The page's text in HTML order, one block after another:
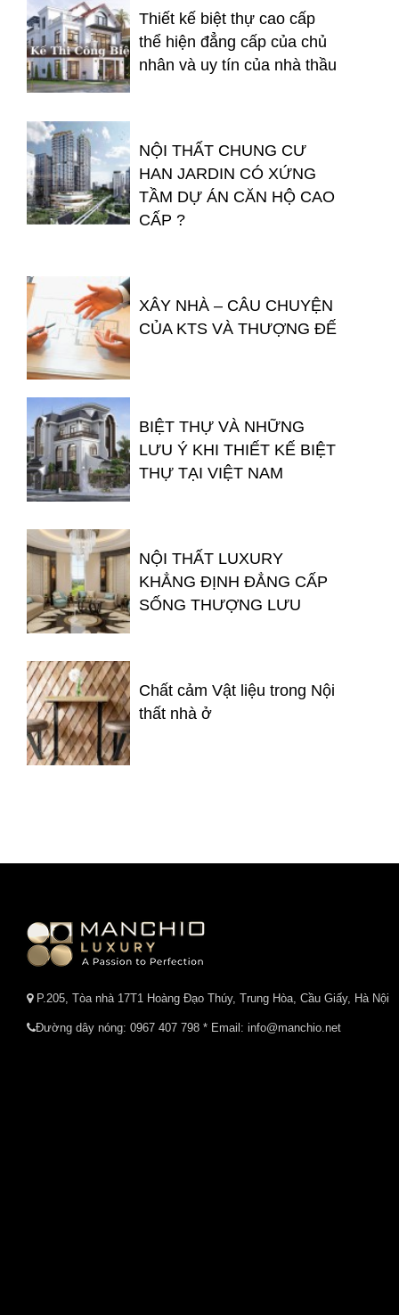
Thiết kế biệt thự cao cấp
thể hiện đẳng cấp của chủ
nhân và uy tín của nhà thầu
NỘI THẤT CHUNG CƯ
HAN JARDIN CÓ XỨNG
TẦM DỰ ÁN CĂN HỘ CAO
CẤP ?
XÂY NHÀ – CÂU CHUYỆN
CỦA KTS VÀ THƯỢNG ĐẾ
BIỆT THỰ VÀ NHỮNG
LƯU Ý KHI THIẾT KẾ BIỆT
THỰ TẠI VIỆT NAM
NỘI THẤT LUXURY
KHẲNG ĐỊNH ĐẲNG CẤP
SỐNG THƯỢNG LƯU
Chất cảm Vật liệu trong Nội
thất nhà ở
P.205, Tòa nhà 17T1 Hoàng Đạo Thúy, Trung Hòa, Cầu Giấy, Hà Nội
Đường dây nóng: 0967 407 798 * Email: info@manchio.net